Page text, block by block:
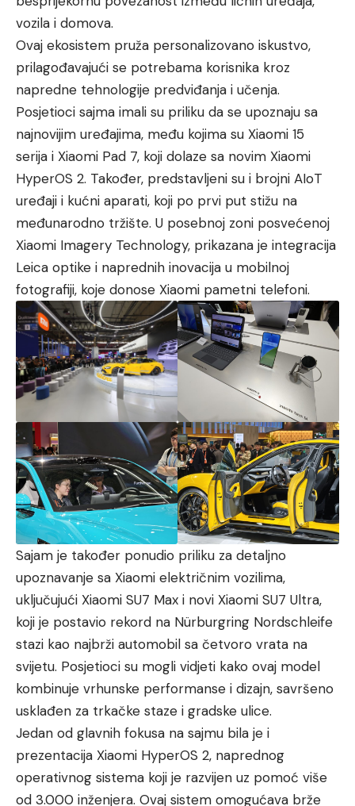
vozila i domova.
Ovaj ekosistem pruža personalizovano iskustvo,
prilagođavajući se potrebama korisnika kroz
napredne tehnologije predviđanja i učenja.
Posjetioci sajma imali su priliku da se upoznaju sa
najnovijim uređajima, među kojima su Xiaomi 15
serija i Xiaomi Pad 7, koji dolaze sa novim Xiaomi
HyperOS 2. Također, predstavljeni su i brojni AIoT
uređaji i kućni aparati, koji po prvi put stižu na
međunarodno tržište. U posebnoj zoni posvećenoj
Xiaomi Imagery Technology, prikazana je integracija
Leica optike i naprednih inovacija u mobilnoj
fotografiji, koje donose Xiaomi pametni telefoni.
Sajam je također ponudio priliku za detaljno
upoznavanje sa Xiaomi električnim vozilima,
uključujući Xiaomi SU7 Max i novi Xiaomi SU7 Ultra,
koji je postavio rekord na Nürburgring Nordschleife
stazi kao najbrži automobil sa četvoro vrata na
svijetu. Posjetioci su mogli vidjeti kako ovaj model
kombinuje vrhunske performanse i dizajn, savršeno
usklađen za trkačke staze i gradske ulice.
Jedan od glavnih fokusa na sajmu bila je i
prezentacija Xiaomi HyperOS 2, naprednog
operativnog sistema koji je razvijen uz pomoć više
od 3.000 inženjera. Ovaj sistem omogućava brže